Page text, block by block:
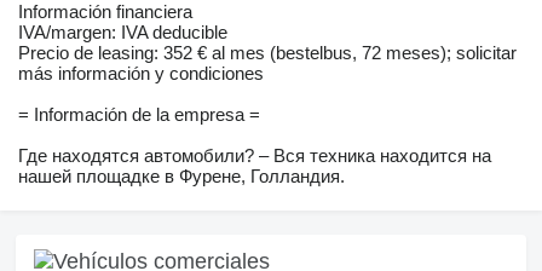
Información financiera
IVA/margen: IVA deducible
Precio de leasing: 352 € al mes (bestelbus, 72 meses); solicitar
más información y condiciones
= Información de la empresa =
Где находятся автомобили? – Вся техника находится на
нашей площадке в Фурене, Голландия.